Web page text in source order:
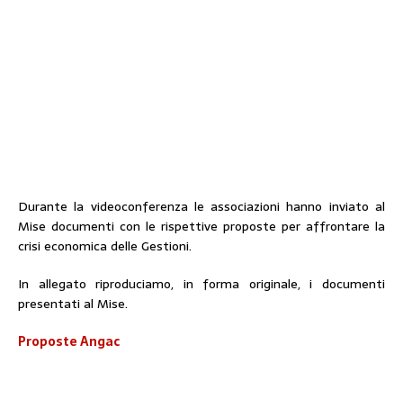
Durante la videoconferenza le associazioni hanno inviato al
Mise documenti con le rispettive proposte per affrontare la
crisi economica delle Gestioni.
In allegato riproduciamo, in forma originale, i documenti
presentati al Mise.
Proposte Angac